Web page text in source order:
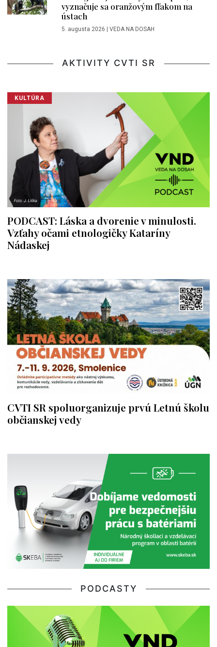
vyznačuje sa oranžovým fľakom na
ústach
5. augusta 2026 VEDA NA DOSAH
AKTIVITY CVTI SR
KULTÚRA
PODCAST: Láska a dvorenie v minulosti.
Vzťahy očami etnologičky Kataríny
Nádaskej
CVTI SR spoluorganizuje prvú Letnú školu
občianskej vedy
PODCASTY